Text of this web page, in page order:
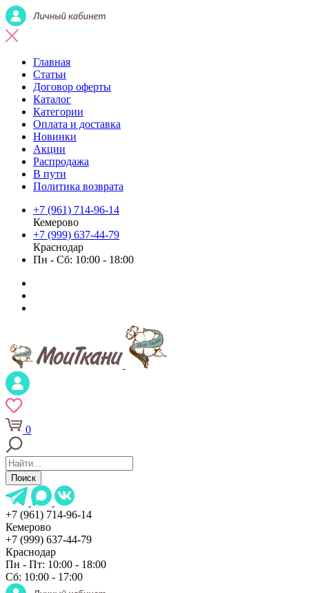
Главная
Статьи
Договор оферты
Каталог
Категории
Оплата и доставка
Новинки
Акции
Распродажа
В пути
Политика возврата
+7 (961) 714-96-14
Кемерово
+7 (999) 637-44-79
Краснодар
Пн - Сб: 10:00 - 18:00
0
Поиск
+7 (961) 714-96-14
Кемерово
+7 (999) 637-44-79
Краснодар
Пн - Пт: 10:00 - 18:00
Сб: 10:00 - 17:00